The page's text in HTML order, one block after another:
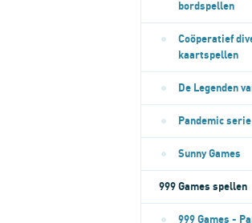
bordspellen
Coöperatief
kaartspellen
De Legenden
Pandemic serie
Sunny Games
999 Games spellen
999 Games -